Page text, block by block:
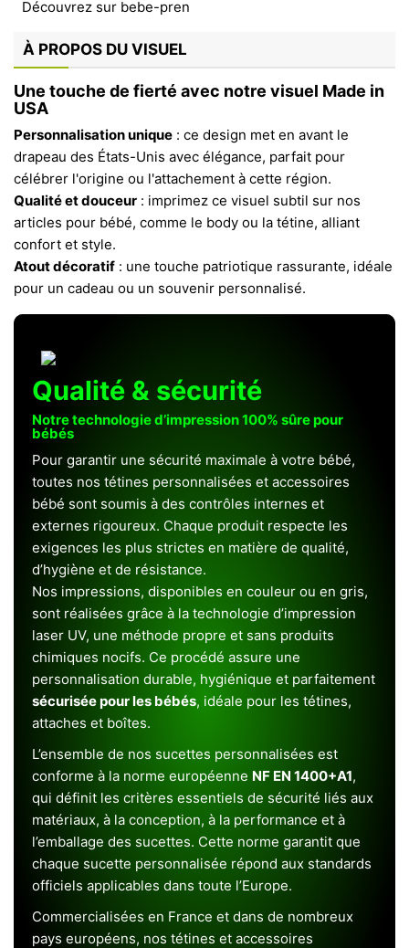
À PROPOS DU VISUEL
Une touche de fierté avec notre visuel Made in
USA
Personnalisation unique : ce design met en avant le
drapeau des États-Unis avec élégance, parfait pour
célébrer l'origine ou l'attachement à cette région.
Qualité et douceur : imprimez ce visuel subtil sur nos
articles pour bébé, comme le body ou la tétine, alliant
confort et style.
Atout décoratif : une touche patriotique rassurante, idéale
pour un cadeau ou un souvenir personnalisé.
Qualité & sécurité
Notre technologie d’impression 100% sûre pour
bébés
Pour garantir une sécurité maximale à votre bébé,
toutes nos tétines personnalisées et accessoires
bébé sont soumis à des contrôles internes et
externes rigoureux. Chaque produit respecte les
exigences les plus strictes en matière de qualité,
d’hygiène et de résistance.
Nos impressions, disponibles en couleur ou en gris,
sont réalisées grâce à la technologie d’impression
laser UV, une méthode propre et sans produits
chimiques nocifs. Ce procédé assure une
personnalisation durable, hygiénique et parfaitement
sécurisée pour les bébés, idéale pour les tétines,
attaches et boîtes.
L’ensemble de nos sucettes personnalisées est
conforme à la norme européenne NF EN 1400+A1,
qui définit les critères essentiels de sécurité liés aux
matériaux, à la conception, à la performance et à
l’emballage des sucettes. Cette norme garantit que
chaque sucette personnalisée répond aux standards
officiels applicables dans toute l’Europe.
Commercialisées en France et dans de nombreux
pays européens, nos tétines et accessoires